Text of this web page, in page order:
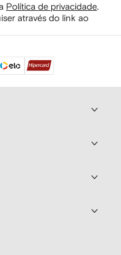
Política de privacidade
através do link ao